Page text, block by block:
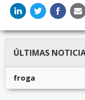
ÚLTIMAS
froga